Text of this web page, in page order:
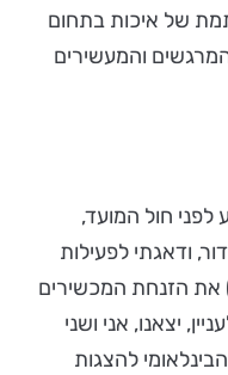
של איכות בתחום
והמעשירים
לפני חול המועד,
ודאגתי לפעילות
את הזנחת המכשירים
יצאנו, אני ושני
להצגות